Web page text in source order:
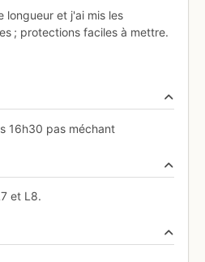
longueur et j'ai mis les
; protections faciles à mettre.
16h30 pas méchant
et L8.